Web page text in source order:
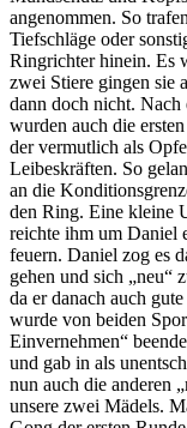
angenommen. So
Tiefschläge oder
Ringrichter hinein. Es
zwei Stiere gingen sie
dann doch nicht. Nach
wurden auch die
der vermutlich als
Leibeskräften. So
an die
den Ring. Eine kleine
reichte ihm um Daniel
feuern. Daniel zog es
gehen und sich „neu“
da er danach auch
wurde von beiden
Einvernehmen“
und gab in als
nun auch die anderen
unsere zwei Mädels.